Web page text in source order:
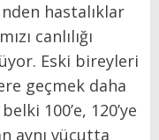
hastalıklar
canlılığı
Eski bireyleri
geçmek daha
100’e, 120’ye
aynı vücutta